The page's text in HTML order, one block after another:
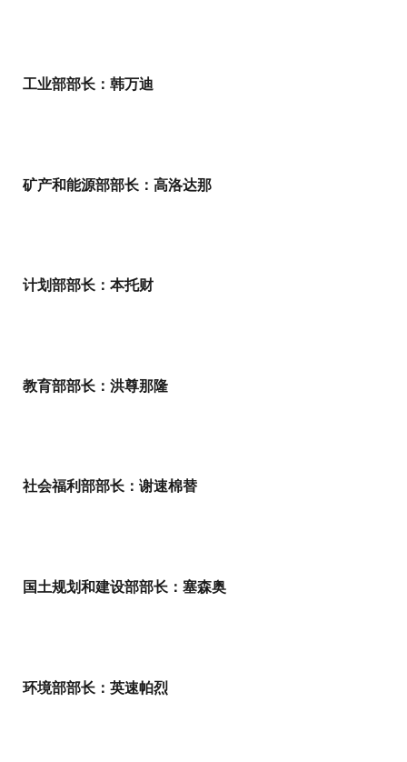
工业部部长：韩万迪
矿产和能源部部长：高洛达那
计划部部长：本托财
教育部部长：洪尊那隆
社会福利部部长：谢速棉替
国土规划和建设部部长：塞森奥
环境部部长：英速帕烈